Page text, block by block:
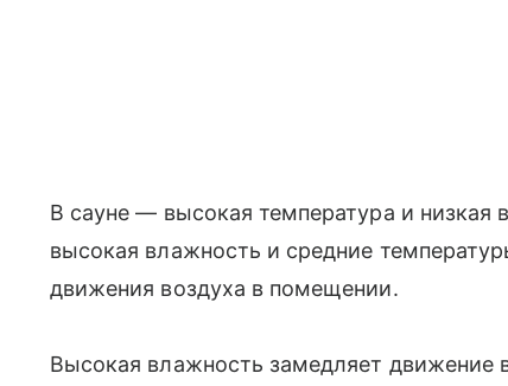
В сауне — высокая температура и низкая
высокая влажность и средние
движения воздуха в помещении.
Высокая влажность замедляет движение